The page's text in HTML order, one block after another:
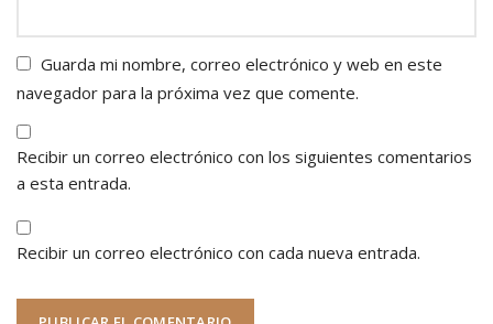
Guarda mi nombre, correo electrónico y web en este
navegador para la próxima vez que comente.
Recibir un correo electrónico con los siguientes comentarios
a esta entrada.
Recibir un correo electrónico con cada nueva entrada.